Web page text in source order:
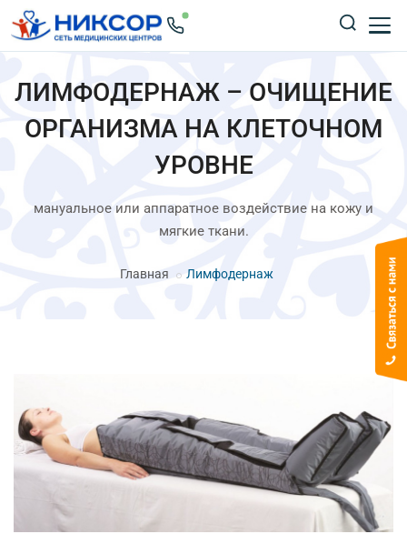
ЛИМФОДЕРНАЖ – ОЧИЩЕНИЕ
ОРГАНИЗМА НА КЛЕТОЧНОМ
УРОВНЕ
мануальное или аппаратное воздействие на кожу и
мягкие ткани.
Главная Лимфодернаж